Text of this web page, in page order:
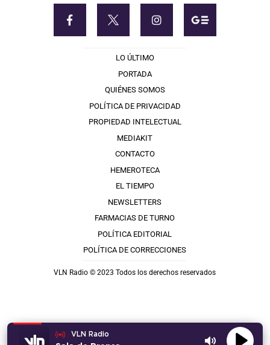
VLN Radio
LO ÚLTIMO
PORTADA
QUIÉNES SOMOS
POLÍTICA DE PRIVACIDAD
PROPIEDAD INTELECTUAL
MEDIAKIT
CONTACTO
HEMEROTECA
EL TIEMPO
NEWSLETTERS
FARMACIAS DE TURNO
POLÍTICA EDITORIAL
POLÍTICA DE CORRECCIONES
VLN Radio © 2023 Todos los derechos reservados